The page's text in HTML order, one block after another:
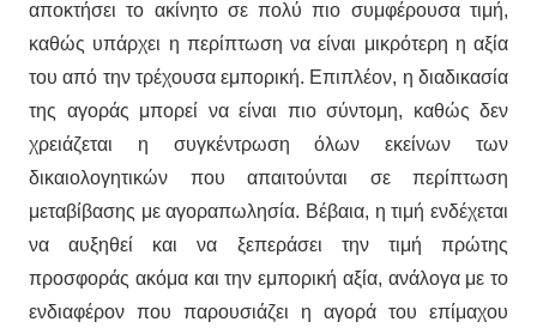
αποκτήσει το ακίνητο σε πολύ πιο συμφέρουσα τιμή,
καθώς υπάρχει η περίπτωση να είναι μικρότερη η αξία
του από την τρέχουσα εμπορική. Επιπλέον, η διαδικασία
της αγοράς μπορεί να είναι πιο σύντομη, καθώς δεν
χρειάζεται η συγκέντρωση όλων εκείνων των
δικαιολογητικών που απαιτούνται σε περίπτωση
μεταβίβασης με αγοραπωλησία. Βέβαια, η τιμή ενδέχεται
να αυξηθεί και να ξεπεράσει την τιμή πρώτης
προσφοράς ακόμα και την εμπορική αξία, ανάλογα με το
ενδιαφέρον που παρουσιάζει η αγορά του επίμαχου